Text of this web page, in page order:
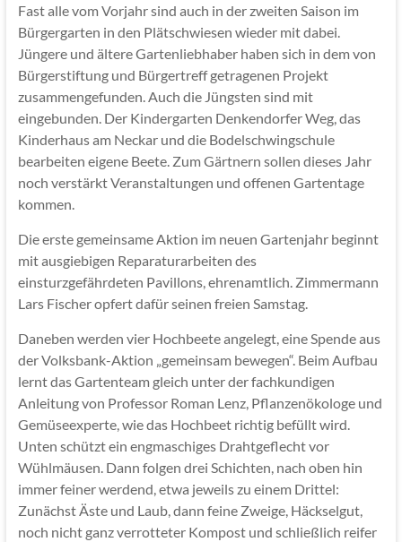
Fast alle vom Vorjahr sind auch in der zweiten Saison im
Bürgergarten in den Plätschwiesen wieder mit dabei.
Jüngere und ältere Gartenliebhaber haben sich in dem von
Bürgerstiftung und Bürgertreff getragenen Projekt
zusammengefunden. Auch die Jüngsten sind mit
eingebunden. Der Kindergarten Denkendorfer Weg, das
Kinderhaus am Neckar und die Bodelschwingschule
bearbeiten eigene Beete. Zum Gärtnern sollen dieses Jahr
noch verstärkt Veranstaltungen und offenen Gartentage
kommen.
Die erste gemeinsame Aktion im neuen Gartenjahr beginnt
mit ausgiebigen Reparaturarbeiten des
einsturzgefährdeten Pavillons, ehrenamtlich. Zimmermann
Lars Fischer opfert dafür seinen freien Samstag.
Daneben werden vier Hochbeete angelegt, eine Spende aus
der Volksbank-Aktion „gemeinsam bewegen“. Beim Aufbau
lernt das Gartenteam gleich unter der fachkundigen
Anleitung von Professor Roman Lenz, Pflanzenökologe und
Gemüseexperte, wie das Hochbeet richtig befüllt wird.
Unten schützt ein engmaschiges Drahtgeflecht vor
Wühlmäusen. Dann folgen drei Schichten, nach oben hin
immer feiner werdend, etwa jeweils zu einem Drittel:
Zunächst Äste und Laub, dann feine Zweige, Häckselgut,
noch nicht ganz verrotteter Kompost und schließlich reifer